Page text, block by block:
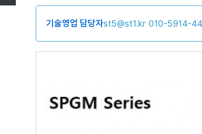
기술영업 담당자st5@st1.kr 010-5914-